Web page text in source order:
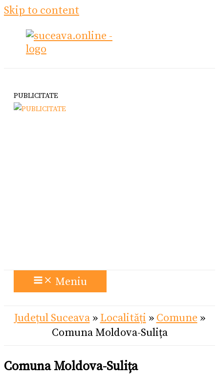
Skip to content
PUBLICITATE
Meniu
Județul Suceava» Localități » Comune »
Comuna Moldova-Sulița
Comuna Moldova-Sulița